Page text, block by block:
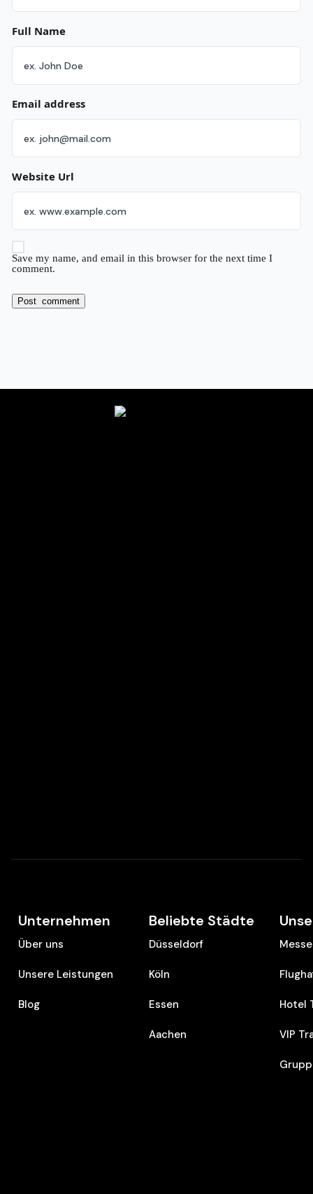
Full Name
Email address
Website Url
Save my name, and email in this browser for the next time I
comment.
Unternehmen
Über uns
Unsere Leistungen
Blog
Beliebte Städte
Düsseldorf
Köln
Essen
Aachen
Hotel
VIP